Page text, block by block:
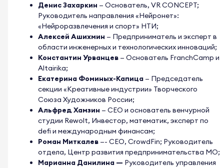
Денис Захаркин — Основатель, VR CONCEPT;
Руководитель направления «Нейронет»:
«Нейроразвлечения и спорт» НТИ;
Алексей Ашихмин — Предприниматель и эксперт в
области инженерных и технологических инноваций;
Константин Урванцев — Основатель FranchCamp и
Altairika;
Екатерина Фоминых-Капица — Председатель
секции «Креативные индустрии» Творческого
Союза Художников России;
Альфред Хамзин — CEO и основатель венчурной
студии Rewolt, Инвестор, математик, эксперт по
defi и международным финансам;
Роман Миткалев —- CEO, CrowdFin; Руководитель
отдела, Центр развития предпринимательства МО;
Марианна Данилина — Руководитель управления